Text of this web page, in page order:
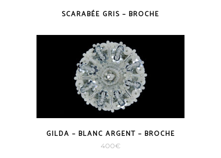
SCARABÉE GRIS – BROCHE
GILDA – BLANC ARGENT – BROCHE
400€